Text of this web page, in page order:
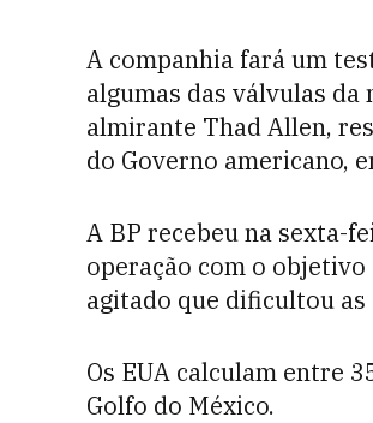
A companhia fará um
algumas das válvulas da
almirante Thad Allen,
do Governo americano,
A BP recebeu na sexta-
operação com o
agitado que dificultou
Os EUA calculam entre
Golfo do México.